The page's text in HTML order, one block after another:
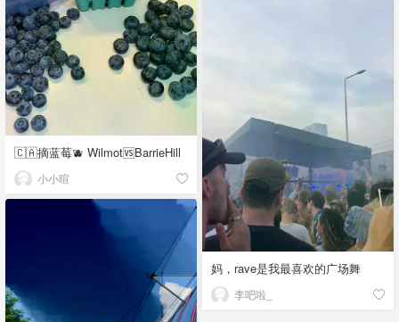
🇨🇦摘蓝莓🫐 Wilmot🆚BarrieHill
小小暄
妈，rave是我最喜欢的广场舞
李吧啦_